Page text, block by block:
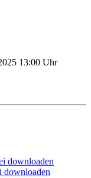
13:00 Uhr
downloaden
downloaden